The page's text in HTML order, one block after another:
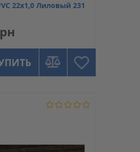
22х1,0 Лиловый 231